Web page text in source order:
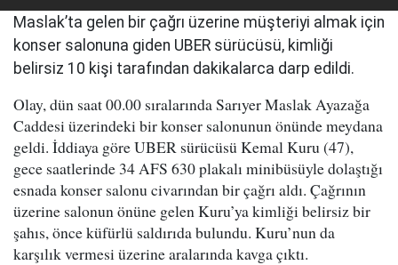
Maslak’ta gelen bir çağrı üzerine müşteriyi almak için
konser salonuna giden UBER sürücüsü, kimliği
belirsiz 10 kişi tarafından dakikalarca darp edildi.
Olay, dün saat 00.00 sıralarında Sarıyer Maslak Ayazağa
Caddesi üzerindeki bir konser salonunun önünde meydana
geldi. İddiaya göre UBER sürücüsü Kemal Kuru (47),
gece saatlerinde 34 AFS 630 plakalı minibüsüyle dolaştığı
esnada konser salonu civarından bir çağrı aldı. Çağrının
üzerine salonun önüne gelen Kuru’ya kimliği belirsiz bir
şahıs, önce küfürlü saldırıda bulundu. Kuru’nun da
karşılık vermesi üzerine aralarında kavga çıktı.